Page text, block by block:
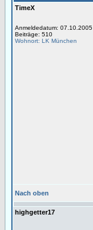
TimeX
Anmeldedatum: 07.10.2005
Beiträge: 510
Wohnort: LK München
Nach oben
highgetter17